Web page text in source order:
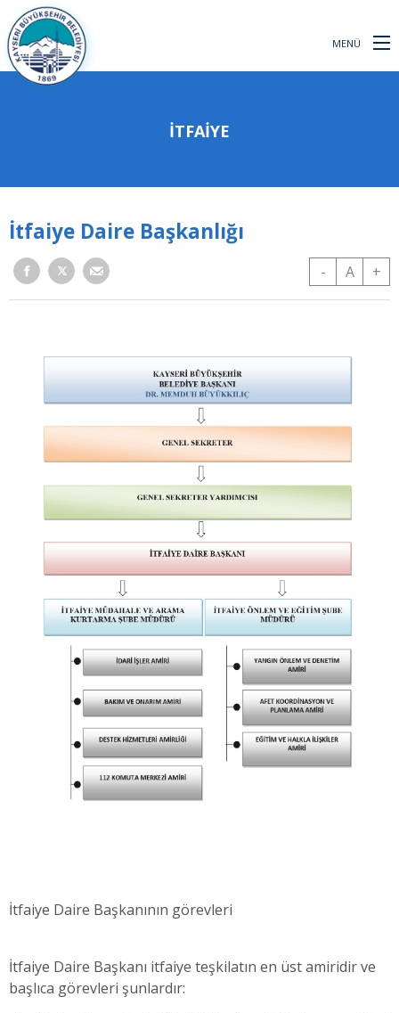
MENÜ
İTFAIYE
İtfaiye Daire Başkanlığı
- A +
İtfaiye Daire Başkanının görevleri
İtfaiye Daire Başkanı itfaiye teşkilatın en üst amiridir ve
başlıca görevleri şunlardır: